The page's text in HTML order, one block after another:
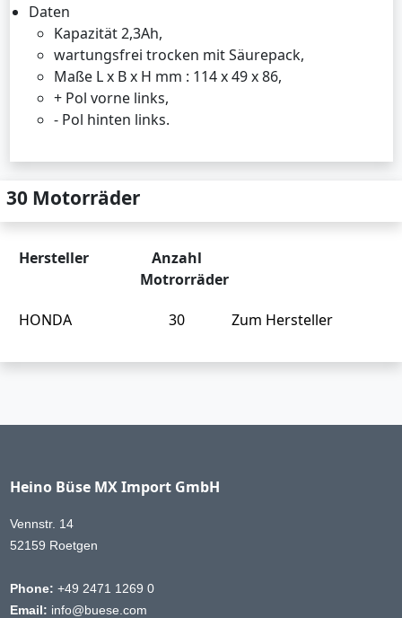
Daten
Kapazität 2,3Ah,
wartungsfrei trocken mit Säurepack,
Maße L x B x H mm : 114 x 49 x 86,
+ Pol vorne links,
- Pol hinten links.
30 Motorräder
Hersteller
Anzahl
Motrorräder
HONDA 30 Zum Hersteller
Heino Büse MX Import GmbH
Vennstr. 14
52159 Roetgen
Phone: +49 2471 1269 0
Email: info@buese.com